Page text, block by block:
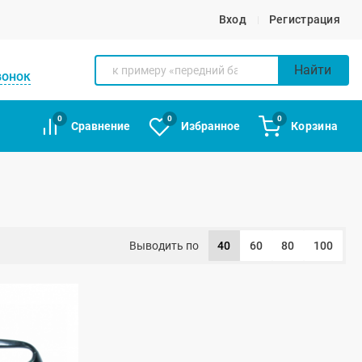
Вход Регистрация
Найти
0
Сравнение
0
Избранное
0
Корзина
Выводить по 40 60 80 100